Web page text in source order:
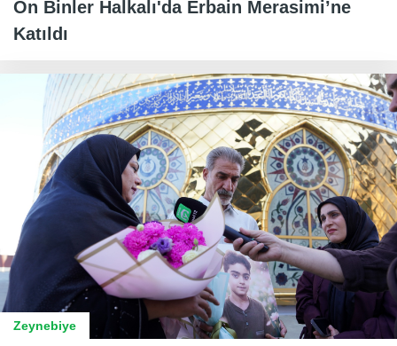
On Binler Halkalı'da Erbain Merasimi’ne
Katıldı
Zeynebiye